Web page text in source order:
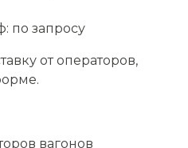
по запросу
от операторов,
вагонов